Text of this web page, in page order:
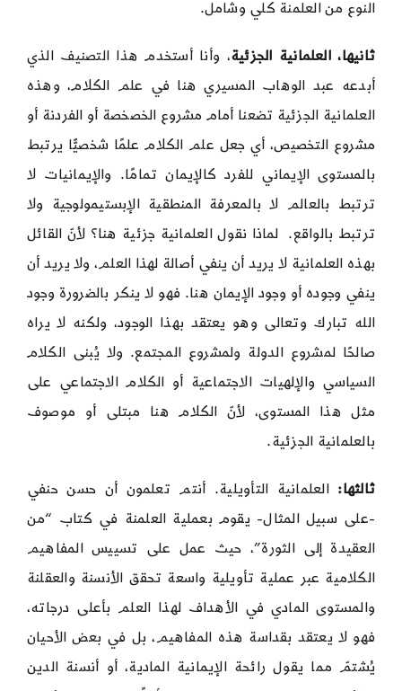
النوع من العلمنة كلي وشامل.
ثانيها، العلمانية الجزئية، وأنا أستخدم هذا التصنيف الذي
أبدعه عبد الوهاب المسيري هنا في علم الكلام، وهذه
العلمانية الجزئية تضعنا أمام مشروع الخصخصة أو الفردنة أو
مشروع التخصيص، أي جعل علم الكلام علمًا شخصيًّا يرتبط
بالمستوى الإيماني للفرد كالإيمان تمامًا. والإيمانيات لا
ترتبط بالعالم لا بالمعرفة المنطقية الإبستيمولوجية ولا
ترتبط بالواقع. لماذا نقول العلمانية جزئية هنا؟ لأنّ القائل
بهذه العلمانية لا يريد أن ينفي أصالة لهذا العلم، ولا يريد أن
ينفي وجوده أو وجود الإيمان هنا. فهو لا ينكر بالضرورة وجود
الله تبارك وتعالى وهو يعتقد بهذا الوجود، ولكنه لا يراه
صالحًا لمشروع الدولة ولمشروع المجتمع. ولا يُبنى الكلام
السياسي والإلهيات الاجتماعية أو الكلام الاجتماعي على
مثل هذا المستوى، لأنّ الكلام هنا مبتلى أو موصوف
بالعلمانية الجزئية.
ثالثها: العلمانية التأويلية. أنتم تعلمون أن حسن حنفي
-على سبيل المثال- يقوم بعملية العلمنة في كتاب “من
العقيدة إلى الثورة”، حيث عمل على تسييس المفاهيم
الكلامية عبر عملية تأويلية واسعة تحقق الأنسنة والعقلنة
والمستوى المادي في الأهداف لهذا العلم بأعلى درجاته،
فهو لا يعتقد بقداسة هذه المفاهيم، بل في بعض الأحيان
يُشتمّ مما يقول رائحة الإيمانية المادية، أو أنسنة الدين